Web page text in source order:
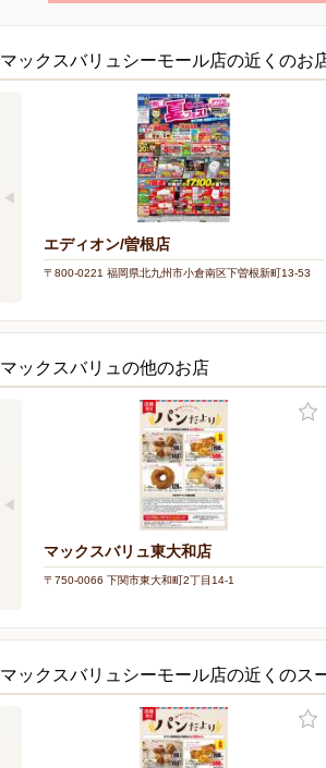
マックスバリュシーモール店の近くのお
エディオン/曽根店
〒800-0221 福岡県北九州市小倉南区下曽根新町13-53
マックスバリュの他のお店
マックスバリュ東大和店
〒750-0066 下関市東大和町2丁目14-1
マックスバリュシーモール店の近くのス